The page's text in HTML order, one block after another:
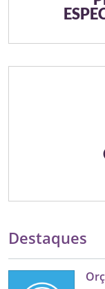
Destaques